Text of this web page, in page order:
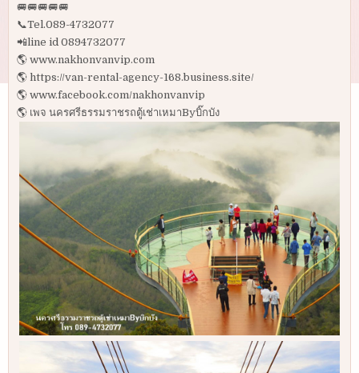
🚐🚐🚐🚐🚐
📞Tel.089-4732077
📲line id 0894732077
🌎 www.nakhonvanvip.com
🌎 https://van-rental-agency-168.business.site/
🌎 www.facebook.com/nakhonvanvip
🌎 เพจ นครศรีธรรมราชรถตู้เช่าเหมาByบิ๊กบัง